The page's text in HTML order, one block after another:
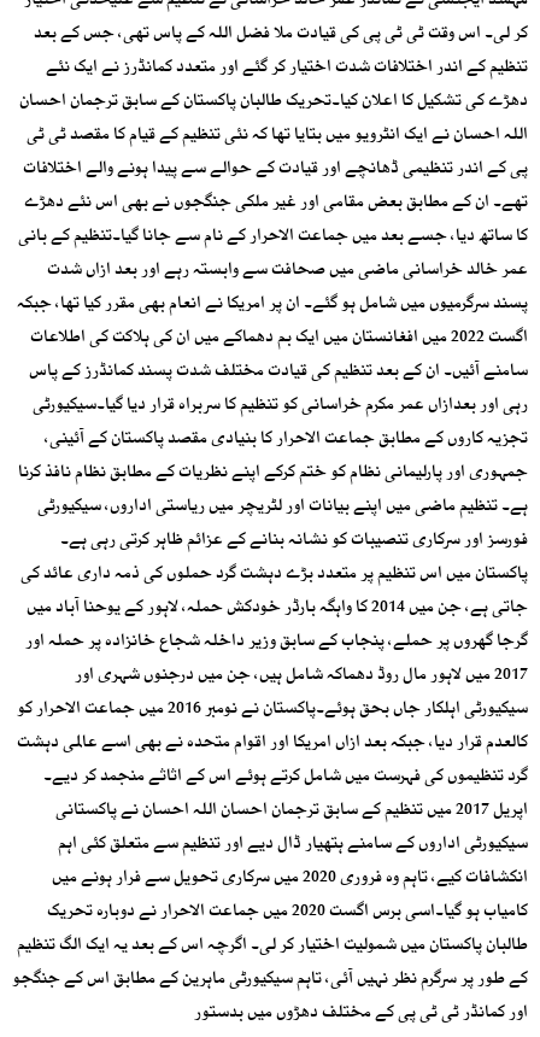
کر لی۔ اس وقت ٹی ٹی پی کی قیادت ملا فضل اللہ کے پاس تھی، جس کے بعد
تنظیم کے اندر اختلافات شدت اختیار کر گئے اور متعدد کمانڈرز نے ایک نئے
دھڑے کی تشکیل کا اعلان کیا۔تحریک طالبان پاکستان کے سابق ترجمان احسان
اللہ احسان نے ایک انٹرویو میں بتایا تھا کہ نئی تنظیم کے قیام کا مقصد ٹی ٹی
پی کے اندر تنظیمی ڈھانچے اور قیادت کے حوالے سے پیدا ہونے والے اختلافات
تھے۔ ان کے مطابق بعض مقامی اور غیر ملکی جنگجوں نے بھی اس نئے دھڑے
کا ساتھ دیا، جسے بعد میں جماعت الاحرار کے نام سے جانا گیا۔تنظیم کے بانی
عمر خالد خراسانی ماضی میں صحافت سے وابستہ رہے اور بعد ازاں شدت
پسند سرگرمیوں میں شامل ہو گئے۔ ان پر امریکا نے انعام بھی مقرر کیا تھا، جبکہ
اگست 2022 میں افغانستان میں ایک بم دھماکے میں ان کی ہلاکت کی اطلاعات
سامنے آئیں۔ ان کے بعد تنظیم کی قیادت مختلف شدت پسند کمانڈرز کے پاس
رہی اور بعدازاں عمر مکرم خراسانی کو تنظیم کا سربراہ قرار دیا گیا۔سیکیورٹی
تجزیہ کاروں کے مطابق جماعت الاحرار کا بنیادی مقصد پاکستان کے آئینی،
جمہوری اور پارلیمانی نظام کو ختم کرکے اپنے نظریات کے مطابق نظام نافذ کرنا
ہے۔ تنظیم ماضی میں اپنے بیانات اور لٹریچر میں ریاستی اداروں، سیکیورٹی
فورسز اور سرکاری تنصیبات کو نشانہ بنانے کے عزائم ظاہر کرتی رہی ہے۔
پاکستان میں اس تنظیم پر متعدد بڑے دہشت گرد حملوں کی ذمہ داری عائد کی
جاتی ہے، جن میں 2014 کا واہگہ بارڈر خودکش حملہ، لاہور کے یوحنا آباد میں
گرجا گھروں پر حملے، پنجاب کے سابق وزیر داخلہ شجاع خانزادہ پر حملہ اور
2017 میں لاہور مال روڈ دھماکہ شامل ہیں، جن میں درجنوں شہری اور
سیکیورٹی اہلکار جاں بحق ہوئے۔پاکستان نے نومبر 2016 میں جماعت الاحرار کو
کالعدم قرار دیا، جبکہ بعد ازاں امریکا اور اقوام متحدہ نے بھی اسے عالمی دہشت
گرد تنظیموں کی فہرست میں شامل کرتے ہوئے اس کے اثاثے منجمد کر دیے۔
اپریل 2017 میں تنظیم کے سابق ترجمان احسان اللہ احسان نے پاکستانی
سیکیورٹی اداروں کے سامنے ہتھیار ڈال دیے اور تنظیم سے متعلق کئی اہم
انکشافات کیے، تاہم وہ فروری 2020 میں سرکاری تحویل سے فرار ہونے میں
کامیاب ہو گیا۔اسی برس اگست 2020 میں جماعت الاحرار نے دوبارہ تحریک
طالبان پاکستان میں شمولیت اختیار کر لی۔ اگرچہ اس کے بعد یہ ایک الگ تنظیم
کے طور پر سرگرم نظر نہیں آئی، تاہم سیکیورٹی ماہرین کے مطابق اس کے جنگجو
اور کمانڈر ٹی ٹی پی کے مختلف دھڑوں میں بدستور